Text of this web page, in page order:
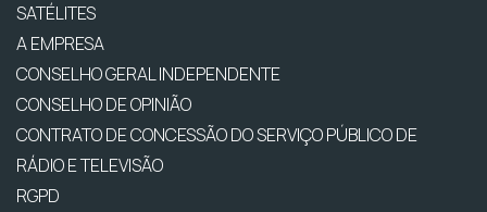
SATÉLITES
A EMPRESA
CONSELHO GERAL INDEPENDENTE
CONSELHO DE OPINIÃO
CONTRATO DE CONCESSÃO DO SERVIÇO PÚBLICO DE
RÁDIO E TELEVISÃO
RGPD